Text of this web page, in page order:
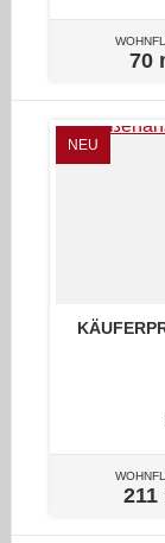
70
NEU
211